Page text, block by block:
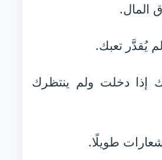
المال.
يُقدَّر تعبك.
إذا دخلت ولم ينتظرك
طويلًا.